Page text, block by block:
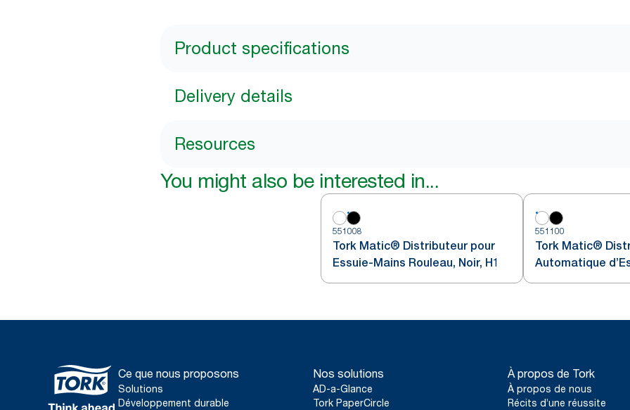
Product specifications
Delivery details
Resources
You might also be interested in...
551008
Tork Matic® Distributeur pour
Essuie-Mains Rouleau, Noir, H1
551100
Tork Matic®
Automatique
Rouleau Blanc H1
Ce que nous proposons
Solutions
Développement durable
Nos solutions
AD-a-Glance
Tork PaperCircle
À propos de Tork
À propos de nous
Récits d’une réussite